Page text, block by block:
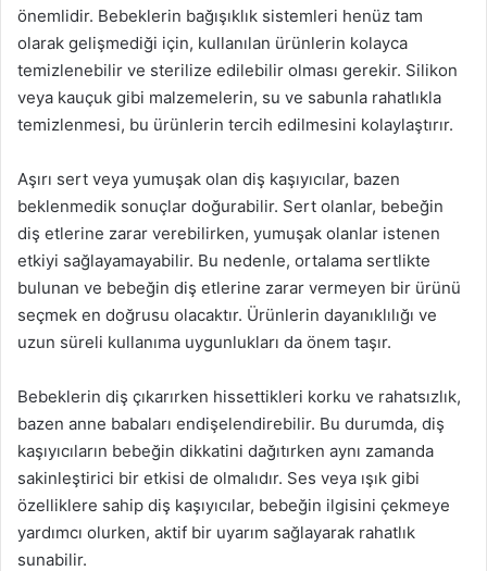
önemlidir. Bebeklerin bağışıklık sistemleri henüz tam
olarak gelişmediği için, kullanılan ürünlerin kolayca
temizlenebilir ve sterilize edilebilir olması gerekir. Silikon
veya kauçuk gibi malzemelerin, su ve sabunla rahatlıkla
temizlenmesi, bu ürünlerin tercih edilmesini kolaylaştırır.
Aşırı sert veya yumuşak olan diş kaşıyıcılar, bazen
beklenmedik sonuçlar doğurabilir. Sert olanlar, bebeğin
diş etlerine zarar verebilirken, yumuşak olanlar istenen
etkiyi sağlayamayabilir. Bu nedenle, ortalama sertlikte
bulunan ve bebeğin diş etlerine zarar vermeyen bir ürünü
seçmek en doğrusu olacaktır. Ürünlerin dayanıklılığı ve
uzun süreli kullanıma uygunlukları da önem taşır.
Bebeklerin diş çıkarırken hissettikleri korku ve rahatsızlık,
bazen anne babaları endişelendirebilir. Bu durumda, diş
kaşıyıcıların bebeğin dikkatini dağıtırken aynı zamanda
sakinleştirici bir etkisi de olmalıdır. Ses veya ışık gibi
özelliklere sahip diş kaşıyıcılar, bebeğin ilgisini çekmeye
yardımcı olurken, aktif bir uyarım sağlayarak rahatlık
sunabilir.